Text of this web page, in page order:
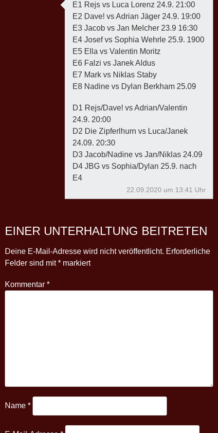
22.09.2020 um 13:41 Uhr
E1 Rejs vs Luca Lorenz 24.9. 21:00
E2 Dave! vs Adrian Jäger 24.9. 19:00
E3 Jacob vs Jan Melcher 23.9 16:30
E4 Josef vs Sophia Wehrle 25.9. 1900
E5 Ella vs Valentin Moritz
E6 Falzi vs Janek Aldus
E7 Mark vs Niklas Staby
E8 Nadine vs Dylan Berkham 25.09
D1 Rejs/Dave! vs Adrian/Valentin
24.9. 20:00
D2 Die Zipferlhurn vs Luca/Janek
24.09. 20:30
D3 Jacob/Nadine vs Jan/Niklas 24.09
D4 JBG vs Sophia/Dylan 25.9. nach
E4
EINER UNTERHALTUNG BEITRETEN
Deine E-Mail-Adresse wird nicht veröffentlicht. Erforderliche
Felder sind mit* markiert
Kommentar *
Name *